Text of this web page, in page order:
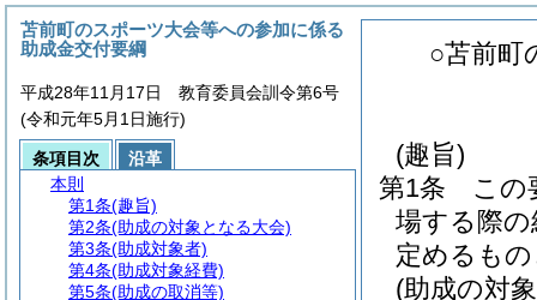
○苫前町
(趣旨)
第1条
この
場する際
定めるも
(助成の対
苫前町のスポーツ大会等への参加に係る
助成金交付要綱
平成28年11月17日 教育委員会訓令第6号
(令和元年5月1日施行)
条項目次
沿革
本則
第1条(趣旨)
第2条(助成の対象となる大会)
第3条(助成対象者)
第4条(助成対象経費)
第5条(助成の取消等)